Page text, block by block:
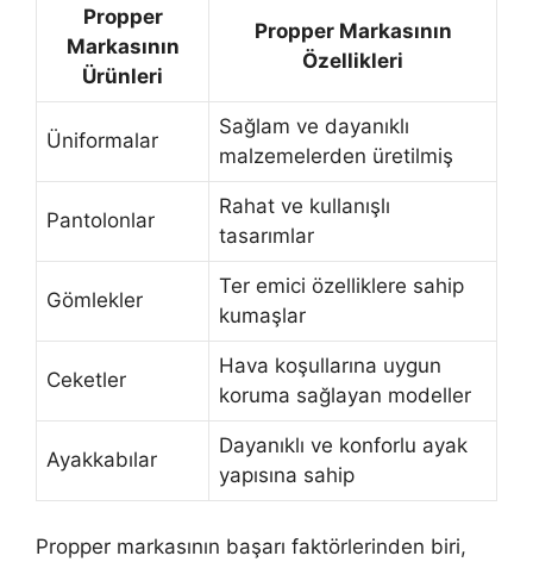
Propper
Markasının
Ürünleri
Propper Markasının
Özellikleri
Üniformalar
Sağlam ve dayanıklı
malzemelerden üretilmiş
Pantolonlar
Rahat ve kullanışlı
tasarımlar
Gömlekler
Ter emici özelliklere sahip
kumaşlar
Ceketler
Hava koşullarına uygun
koruma sağlayan modeller
Ayakkabılar
Dayanıklı ve konforlu ayak
yapısına sahip
Propper markasının başarı faktörlerinden biri,